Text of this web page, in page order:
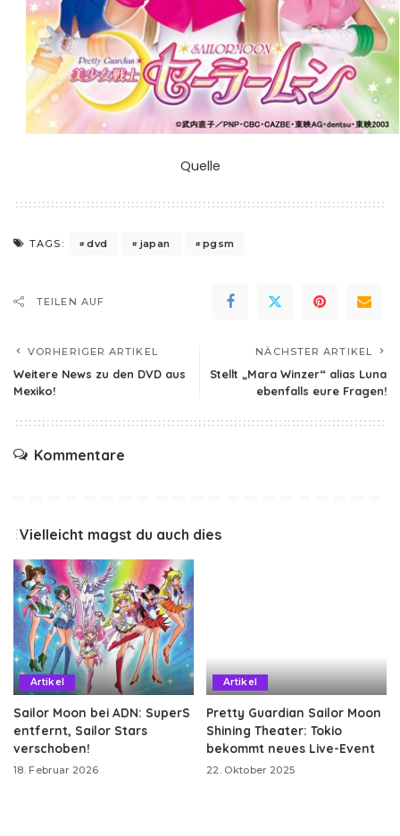
Quelle
TAGS: dvd japan pgsm
TEILEN AUF
VORHERIGER ARTIKEL
Weitere News zu den DVD aus
Mexiko!
NÄCHSTER ARTIKEL
Stellt „Mara Winzer“ alias Luna
ebenfalls eure Fragen!
Kommentare
Vielleicht magst du auch dies
Artikel
Sailor Moon bei ADN: SuperS
entfernt, Sailor Stars
verschoben!
18. Februar 2026
Artikel
Pretty Guardian Sailor Moon
Shining Theater: Tokio
bekommt neues Live-Event
22. Oktober 2025